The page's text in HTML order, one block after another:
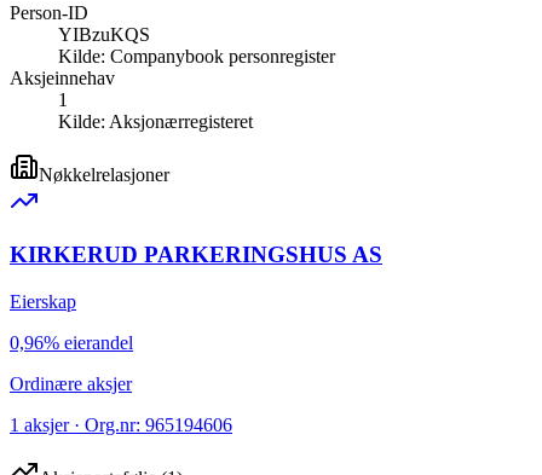
Person-ID
YIBzuKQS
Kilde: Companybook personregister
Aksjeinnehav
1
Kilde: Aksjonærregisteret
Nøkkelrelasjoner
KIRKERUD PARKERINGSHUS AS
Eierskap
0,96% eierandel
Ordinære aksjer
1 aksjer · Org.nr: 965194606